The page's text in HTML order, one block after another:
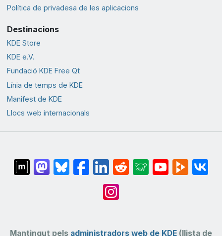
Política de privadesa de les aplicacions
Destinacions
KDE Store
KDE e.V.
Fundació KDE Free Qt
Línia de temps de KDE
Manifest de KDE
Llocs web internacionals
Mantingut pels administradors web de KDE (llista de